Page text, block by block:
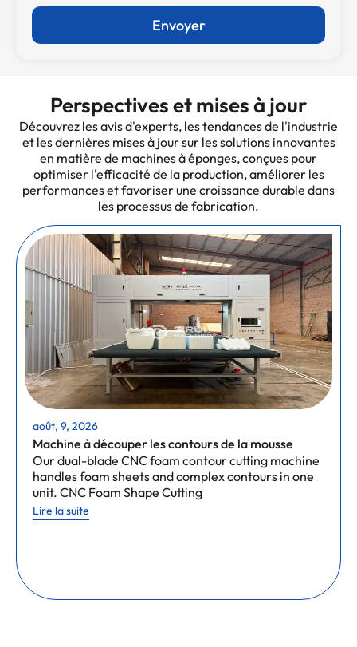
Envoyer
Perspectives et mises à jour
Découvrez les avis d'experts, les tendances de l'industrie
et les dernières mises à jour sur les solutions innovantes
en matière de machines à éponges, conçues pour
optimiser l'efficacité de la production, améliorer les
performances et favoriser une croissance durable dans
les processus de fabrication.
août, 9, 2026
Machine à découper les contours de la mousse
Our dual-blade CNC foam contour cutting machine
handles foam sheets and complex contours in one
unit. CNC Foam Shape Cutting
Lire la suite